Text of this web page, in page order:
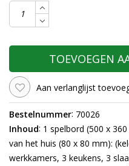
TOEVOEGEN
Aan verlanglijst
Bestelnummer: 70026
Inhoud: 1 spelbord (500 x
van het huis (80 x 80 mm):
werkkamers, 3 keukens, 3